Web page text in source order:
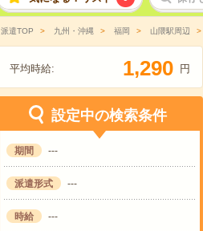
派遣TOP 九州・沖縄 福岡 山隈駅周辺
平均時給: 1,290 円
設定中の検索条件
期間 ---
派遣形式 ---
時給 ---